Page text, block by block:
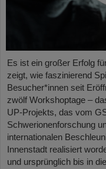
Es ist ein großer Erfolg
zeigt, wie faszinierend
Besucher*innen seit
zwölf Workshoptage –
UP-Projekts, das vom
Schwerionenforschung
internationalen
Innenstadt realisiert
und ursprünglich bis in